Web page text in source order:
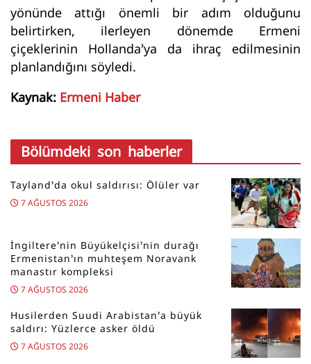
yönünde attığı önemli bir adım olduğunu
belirtirken, ilerleyen dönemde Ermeni
çiçeklerinin Hollanda’ya da ihraç edilmesinin
planlandığını söyledi.
Kaynak: Ermeni Haber
Bölümdeki son haberler
Tayland’da okul saldırısı: Ölüler var
7 AĞUSTOS 2026
İngiltere’nin Büyükelçisi’nin durağı
Ermenistan’ın muhteşem Noravank
manastır kompleksi
7 AĞUSTOS 2026
Husilerden Suudi Arabistan’a büyük
saldırı: Yüzlerce asker öldü
7 AĞUSTOS 2026